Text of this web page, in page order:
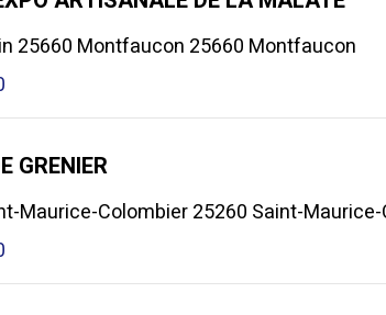
25660 Montfaucon 25660 Montfaucon
GRENIER
Maurice-Colombier 25260 Saint-